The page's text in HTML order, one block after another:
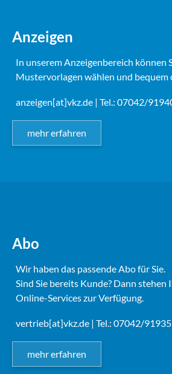
Anzeigen
In unserem Anzeigenbereich können
Mustervorlagen wählen und bequem
anzeigen[at]vkz.de | Tel.: 07042/
mehr erfahren
Abo
Wir haben das passende Abo für Sie.
Sind Sie bereits Kunde? Dann stehen
Online-Services zur Verfügung.
vertrieb[at]vkz.de | Tel.: 07042/91935
mehr erfahren